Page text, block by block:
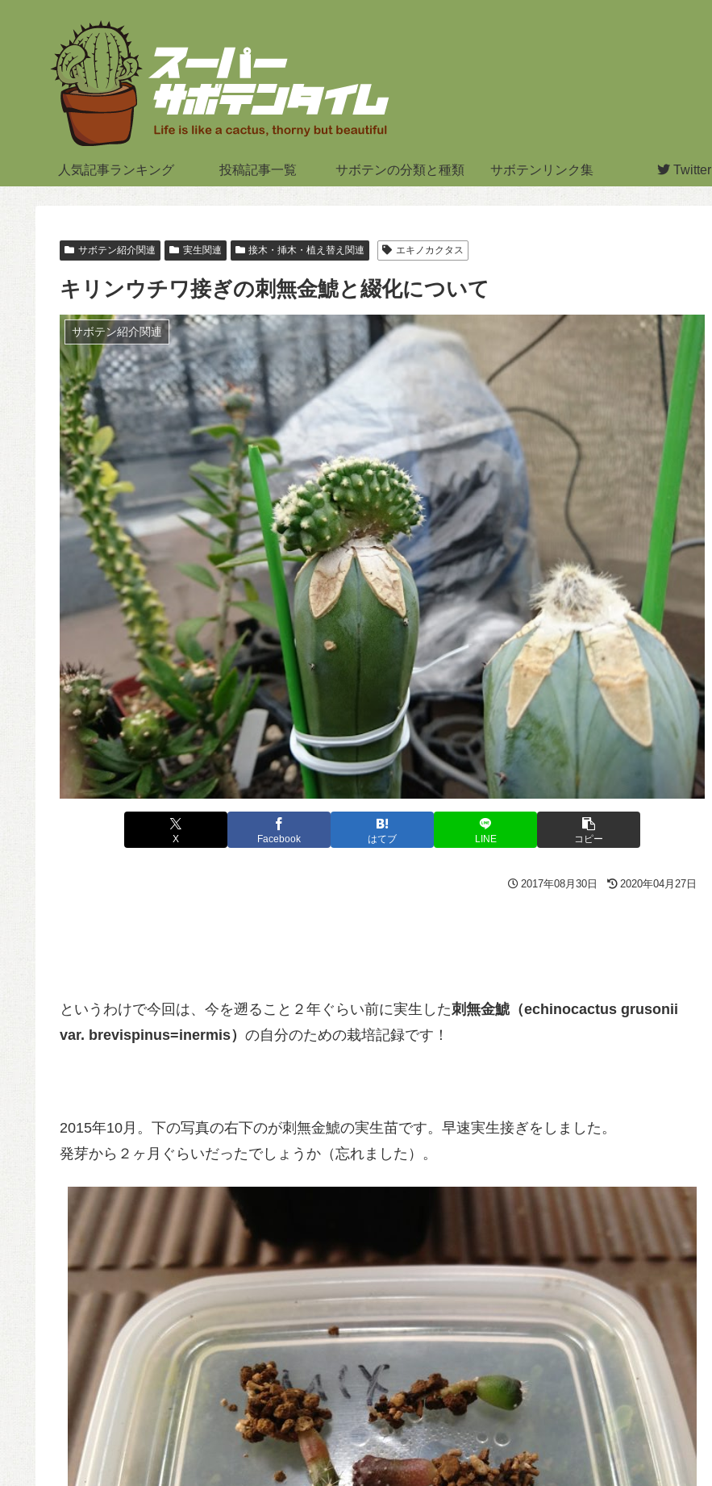
人気記事ランキング 投稿記事一覧 サボテンの分類と種類 サボテンリンク集 Twitter
サボテン紹介関連 実生関連 接木・挿木・植え替え関連 エキノカクタス
キリンウチワ接ぎの刺無金鯱と綴化について
サボテン紹介関連
X Facebook はてブ LINE コピー
2017年08月30日 2020年04月27日
というわけで今回は、今を遡ること２年ぐらい前に実生した刺無金鯱（echinocactus grusonii
var. brevispinus=inermis） の自分のための栽培記録です！
2015年10月。下の写真の右下のが刺無金鯱の実生苗です。早速実生接ぎをしました。
発芽から２ヶ月ぐらいだったでしょうか（忘れました）。